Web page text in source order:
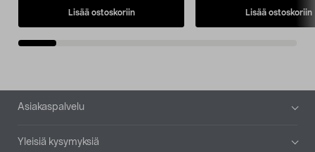
Lisää ostoskoriin Lisää ostoskoriin
Alatunniste
Asiakaspalvelu
Yleisiä kysymyksiä